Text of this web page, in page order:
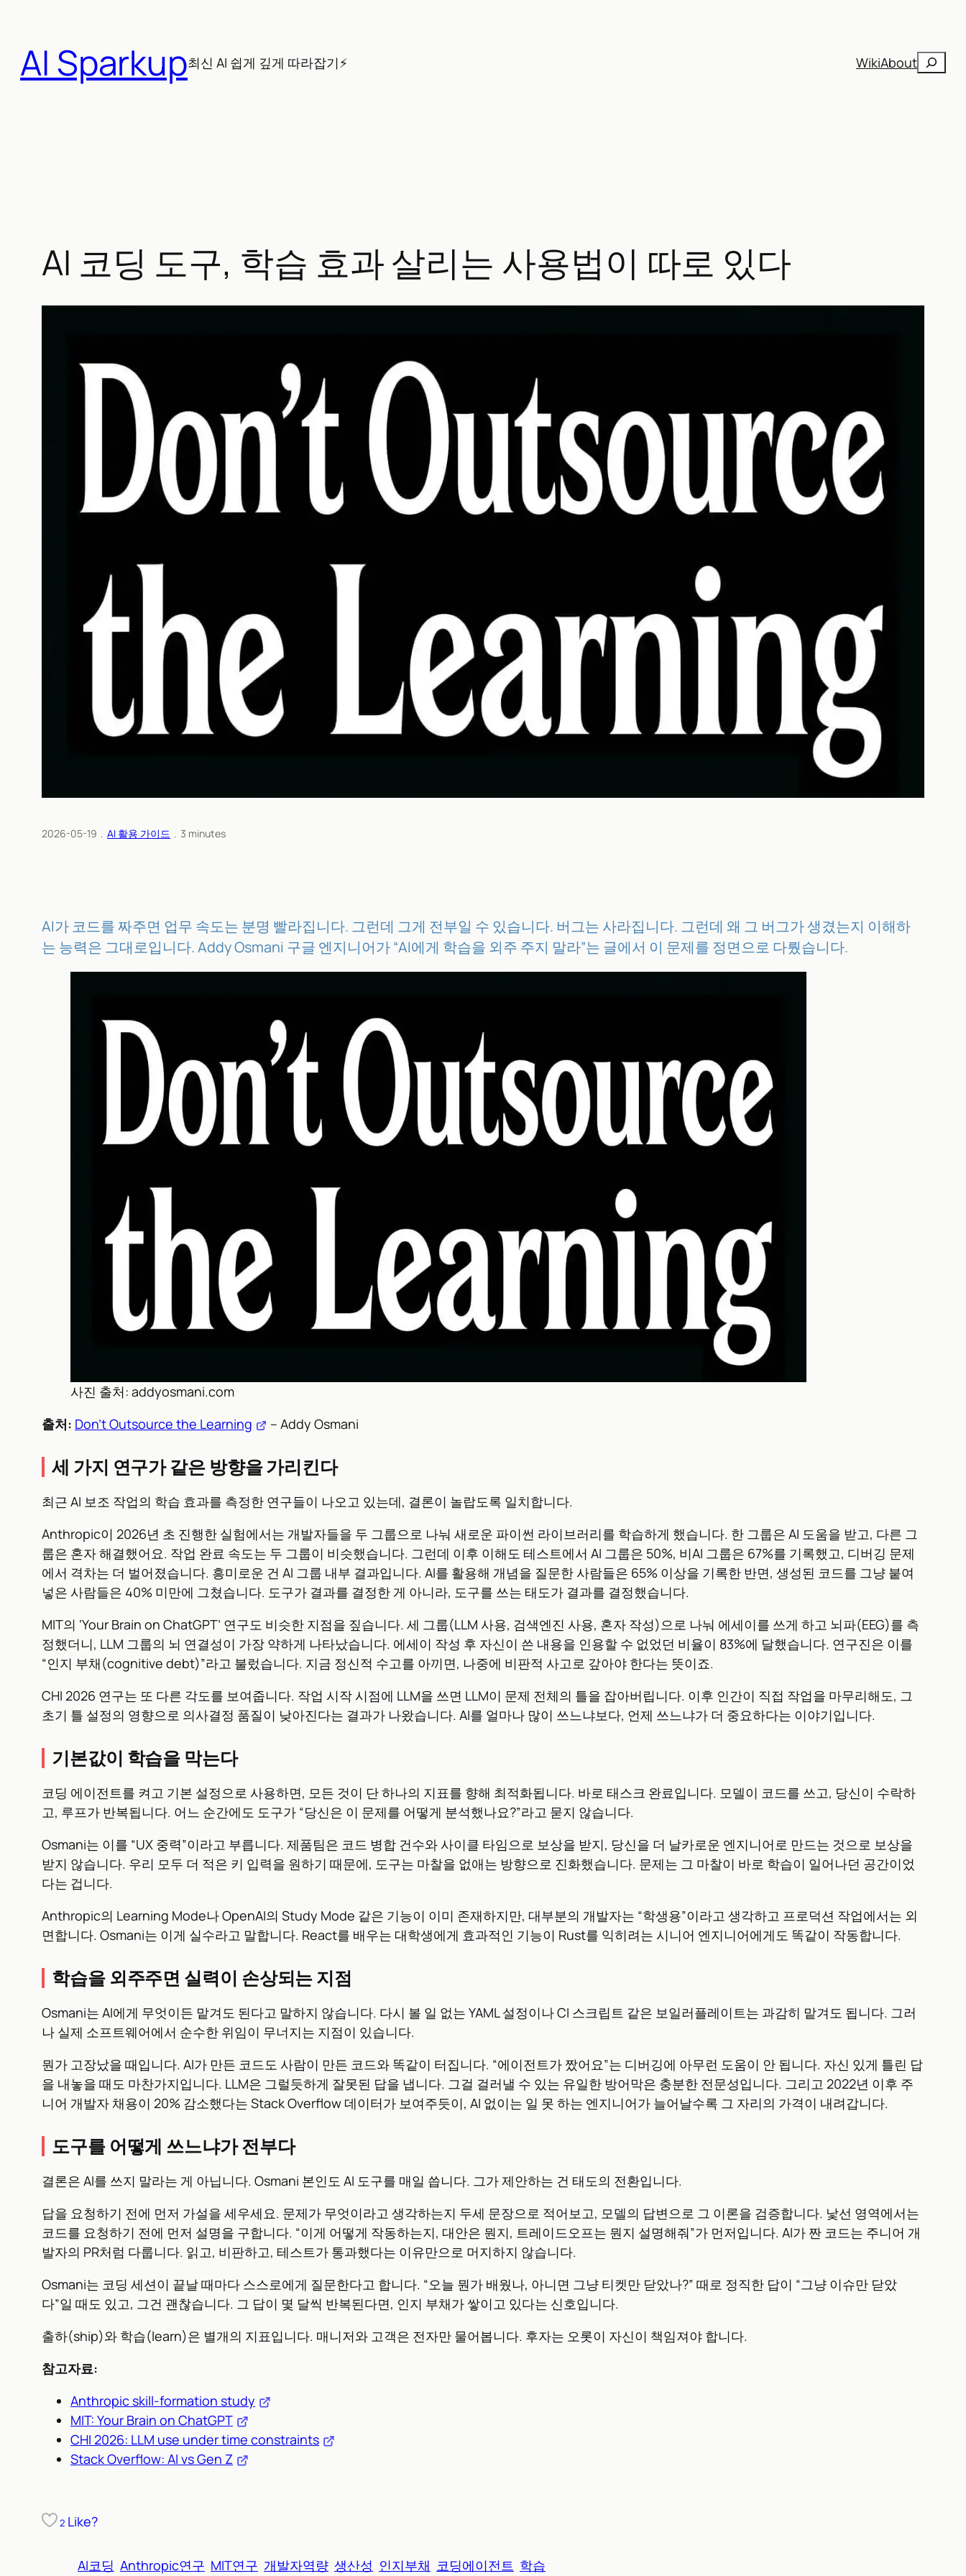
AI Sparkup최신 AI 쉽게 깊게 따라잡기⚡ WikiAbout검
AI 코딩 도구, 학습 효과 살리는 사용법이 따로 있다
2026-05-19 ﹒ AI 활용 가이드 ﹒ 3 minutes
AI가 코드를 짜주면 업무 속도는 분명 빨라집니다. 그런데 그게 전부일 수 있습니다. 버그는 사라집니다. 그런데 왜 그 버그가 생겼는지 이해하
는 능력은 그대로입니다. Addy Osmani 구글 엔지니어가 “AI에게 학습을 외주 주지 말라”는 글에서 이 문제를 정면으로 다뤘습니다.
사진 출처: addyosmani.com
출처: Don’t Outsource the Learning – Addy Osmani
세 가지 연구가 같은 방향을 가리킨다
최근 AI 보조 작업의 학습 효과를 측정한 연구들이 나오고 있는데, 결론이 놀랍도록 일치합니다.
Anthropic이 2026년 초 진행한 실험에서는 개발자들을 두 그룹으로 나눠 새로운 파이썬 라이브러리를 학습하게 했습니다. 한 그룹은 AI 도움을 받고, 다른 그
룹은 혼자 해결했어요. 작업 완료 속도는 두 그룹이 비슷했습니다. 그런데 이후 이해도 테스트에서 AI 그룹은 50%, 비AI 그룹은 67%를 기록했고, 디버깅 문제
에서 격차는 더 벌어졌습니다. 흥미로운 건 AI 그룹 내부 결과입니다. AI를 활용해 개념을 질문한 사람들은 65% 이상을 기록한 반면, 생성된 코드를 그냥 붙여
넣은 사람들은 40% 미만에 그쳤습니다. 도구가 결과를 결정한 게 아니라, 도구를 쓰는 태도가 결과를 결정했습니다.
MIT의 ‘Your Brain on ChatGPT’ 연구도 비슷한 지점을 짚습니다. 세 그룹(LLM 사용, 검색엔진 사용, 혼자 작성)으로 나눠 에세이를 쓰게 하고 뇌파(EEG)를 측
정했더니, LLM 그룹의 뇌 연결성이 가장 약하게 나타났습니다. 에세이 작성 후 자신이 쓴 내용을 인용할 수 없었던 비율이 83%에 달했습니다. 연구진은 이를
“인지 부채(cognitive debt)”라고 불렀습니다. 지금 정신적 수고를 아끼면, 나중에 비판적 사고로 갚아야 한다는 뜻이죠.
CHI 2026 연구는 또 다른 각도를 보여줍니다. 작업 시작 시점에 LLM을 쓰면 LLM이 문제 전체의 틀을 잡아버립니다. 이후 인간이 직접 작업을 마무리해도, 그
초기 틀 설정의 영향으로 의사결정 품질이 낮아진다는 결과가 나왔습니다. AI를 얼마나 많이 쓰느냐보다, 언제 쓰느냐가 더 중요하다는 이야기입니다.
기본값이 학습을 막는다
코딩 에이전트를 켜고 기본 설정으로 사용하면, 모든 것이 단 하나의 지표를 향해 최적화됩니다. 바로 태스크 완료입니다. 모델이 코드를 쓰고, 당신이 수락하
고, 루프가 반복됩니다. 어느 순간에도 도구가 “당신은 이 문제를 어떻게 분석했나요?”라고 묻지 않습니다.
Osmani는 이를 “UX 중력”이라고 부릅니다. 제품팀은 코드 병합 건수와 사이클 타임으로 보상을 받지, 당신을 더 날카로운 엔지니어로 만드는 것으로 보상을
받지 않습니다. 우리 모두 더 적은 키 입력을 원하기 때문에, 도구는 마찰을 없애는 방향으로 진화했습니다. 문제는 그 마찰이 바로 학습이 일어나던 공간이었
다는 겁니다.
Anthropic의 Learning Mode나 OpenAI의 Study Mode 같은 기능이 이미 존재하지만, 대부분의 개발자는 “학생용”이라고 생각하고 프로덕션 작업에서는 외
면합니다. Osmani는 이게 실수라고 말합니다. React를 배우는 대학생에게 효과적인 기능이 Rust를 익히려는 시니어 엔지니어에게도 똑같이 작동합니다.
학습을 외주주면 실력이 손상되는 지점
Osmani는 AI에게 무엇이든 맡겨도 된다고 말하지 않습니다. 다시 볼 일 없는 YAML 설정이나 CI 스크립트 같은 보일러플레이트는 과감히 맡겨도 됩니다. 그러
나 실제 소프트웨어에서 순수한 위임이 무너지는 지점이 있습니다.
뭔가 고장났을 때입니다. AI가 만든 코드도 사람이 만든 코드와 똑같이 터집니다. “에이전트가 짰어요”는 디버깅에 아무런 도움이 안 됩니다. 자신 있게 틀린 답
을 내놓을 때도 마찬가지입니다. LLM은 그럴듯하게 잘못된 답을 냅니다. 그걸 걸러낼 수 있는 유일한 방어막은 충분한 전문성입니다. 그리고 2022년 이후 주
니어 개발자 채용이 20% 감소했다는 Stack Overflow 데이터가 보여주듯이, AI 없이는 일 못 하는 엔지니어가 늘어날수록 그 자리의 가격이 내려갑니다.
도구를 어떻게 쓰느냐가 전부다
결론은 AI를 쓰지 말라는 게 아닙니다. Osmani 본인도 AI 도구를 매일 씁니다. 그가 제안하는 건 태도의 전환입니다.
답을 요청하기 전에 먼저 가설을 세우세요. 문제가 무엇이라고 생각하는지 두세 문장으로 적어보고, 모델의 답변으로 그 이론을 검증합니다. 낯선 영역에서는
코드를 요청하기 전에 먼저 설명을 구합니다. “이게 어떻게 작동하는지, 대안은 뭔지, 트레이드오프는 뭔지 설명해줘”가 먼저입니다. AI가 짠 코드는 주니어 개
발자의 PR처럼 다룹니다. 읽고, 비판하고, 테스트가 통과했다는 이유만으로 머지하지 않습니다.
Osmani는 코딩 세션이 끝날 때마다 스스로에게 질문한다고 합니다. “오늘 뭔가 배웠나, 아니면 그냥 티켓만 닫았나?” 때로 정직한 답이 “그냥 이슈만 닫았
다”일 때도 있고, 그건 괜찮습니다. 그 답이 몇 달씩 반복된다면, 인지 부채가 쌓이고 있다는 신호입니다.
출하(ship)와 학습(learn)은 별개의 지표입니다. 매니저와 고객은 전자만 물어봅니다. 후자는 오롯이 자신이 책임져야 합니다.
참고자료:
Anthropic skill-formation study
MIT: Your Brain on ChatGPT
CHI 2026: LLM use under time constraints
Stack Overflow: AI vs Gen Z
2 Like?
AI코딩 Anthropic연구 MIT연구 개발자역량 생산성 인지부채 코딩에이전트 학습